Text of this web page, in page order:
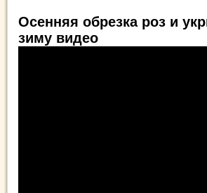
Осенняя обрезка роз и
зиму видео